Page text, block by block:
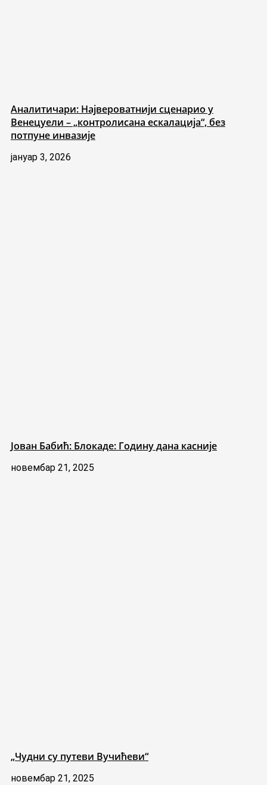
Аналитичари: Највероватнији сценарио у
Венецуели – „контролисана ескалација“, без
потпуне инвазије
јануар 3, 2026
Јован Бабић: Блокаде: Годину дана касније
новембар 21, 2025
„Чудни су путеви Вучићеви“
новембар 21, 2025